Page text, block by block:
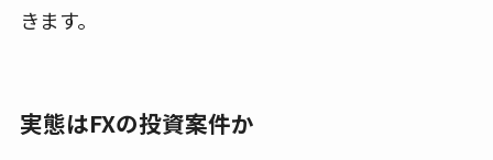
きます。
実態はFXの投資案件か